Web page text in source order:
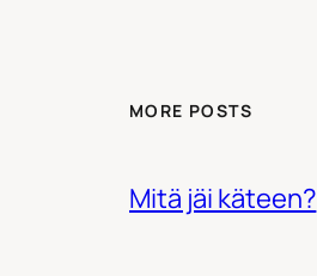
MORE POSTS
Mitä jäi käteen?